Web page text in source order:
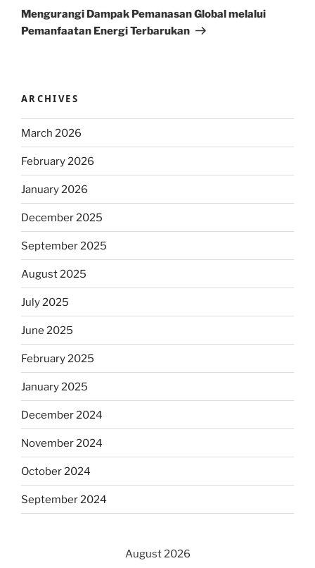
Post
Mengurangi Dampak Pemanasan Global melalui
Pemanfaatan Energi Terbarukan
ARCHIVES
March 2026
February 2026
January 2026
December 2025
September 2025
August 2025
July 2025
June 2025
February 2025
January 2025
December 2024
November 2024
October 2024
September 2024
August 2026